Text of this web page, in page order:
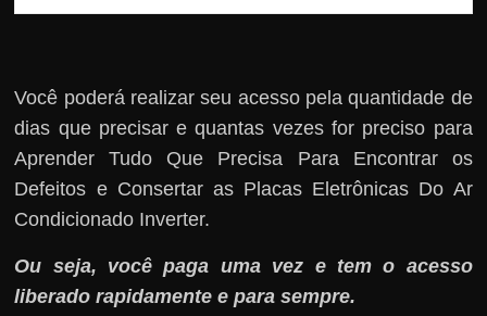
Você poderá realizar seu acesso pela quantidade de
dias que precisar e quantas vezes for preciso para
Aprender Tudo Que Precisa Para Encontrar os
Defeitos e Consertar as Placas Eletrônicas Do Ar
Condicionado Inverter.
Ou seja, você paga uma vez e tem o acesso
liberado rapidamente e para sempre.